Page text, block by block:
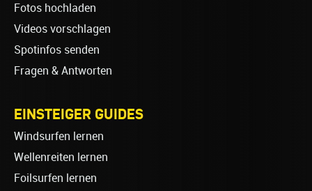
Fotos hochladen
Videos vorschlagen
Spotinfos senden
Fragen & Antworten
EINSTEIGER GUIDES
Windsurfen lernen
Wellenreiten lernen
Foilsurfen lernen